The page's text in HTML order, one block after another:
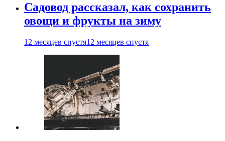
Садовод рассказал, как сохранить
овощи и фрукты на зиму
12 месяцев спустя12 месяцев спустя